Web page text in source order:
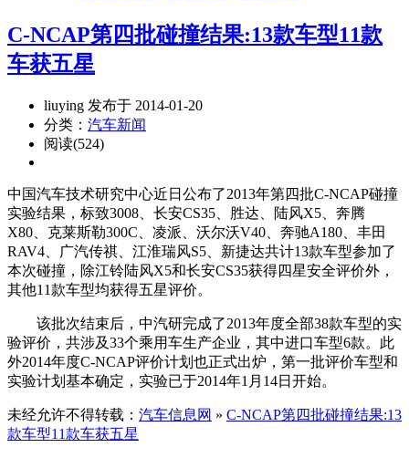
C-NCAP第四批碰撞结果:13款车型11款
车获五星
liuying 发布于 2014-01-20
分类： 汽车新闻
阅读(524)
中国汽车技术研究中心近日公布了2013年第四批C-NCAP碰撞
实验结果，标致3008、长安CS35、胜达、陆风X5、奔腾
X80、克莱斯勒300C、凌派、沃尔沃V40、奔驰A180、丰田
RAV4、广汽传祺、江淮瑞风S5、新捷达共计13款车型参加了
本次碰撞，除江铃陆风X5和长安CS35获得四星安全评价外，
其他11款车型均获得五星评价。
该批次结束后，中汽研完成了2013年度全部38款车型的实
验评价，共涉及33个乘用车生产企业，其中进口车型6款。此
外2014年度C-NCAP评价计划也正式出炉，第一批评价车型和
实验计划基本确定，实验已于2014年1月14日开始。
未经允许不得转载： 汽车信息网 » C-NCAP第四批碰撞结果:13
款车型11款车获五星